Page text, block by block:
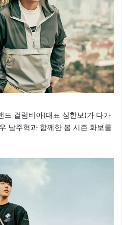
드 컬럼비아(대표 심한보)가 다가
남주혁과 함께한 봄 시즌 화보를